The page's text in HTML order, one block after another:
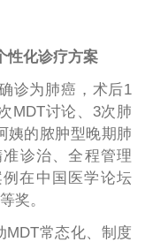
性化诊疗方案
诊为肺癌，术后1
MDT讨论、3次肺
姨的脓肿型晚期肺
诊治、全程管理
在中国医学论坛
奖。
MDT常态化、制度